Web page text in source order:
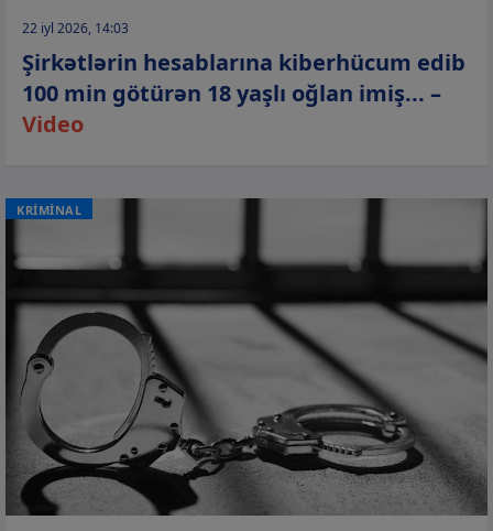
22 iyl 2026, 14:03
Şirkətlərin hesablarına kiberhücum edib
100 min götürən 18 yaşlı oğlan imiş... –
Video
KRİMİNAL